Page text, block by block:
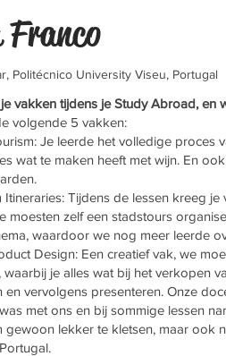
Politécnico University Viseu, Portugal
vakken tijdens je Study Abroad, en
volgende 5 vakken:
Je leerde het volledige proces
wat te maken heeft met wijn. En
Tijdens de lessen kreeg je
moesten zelf een stadstours
waardoor we nog meer leerde
Design: Een creatief vak, we
waarbij je alles wat bij het verkopen
en vervolgens presenteren. Onze
met ons en bij sommige lessen
gewoon lekker te kletsen, maar ook